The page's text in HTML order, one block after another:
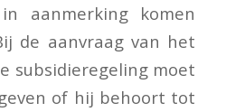
aanmerking komen
de aanvraag van het
subsidieregeling moet
of hij behoort tot